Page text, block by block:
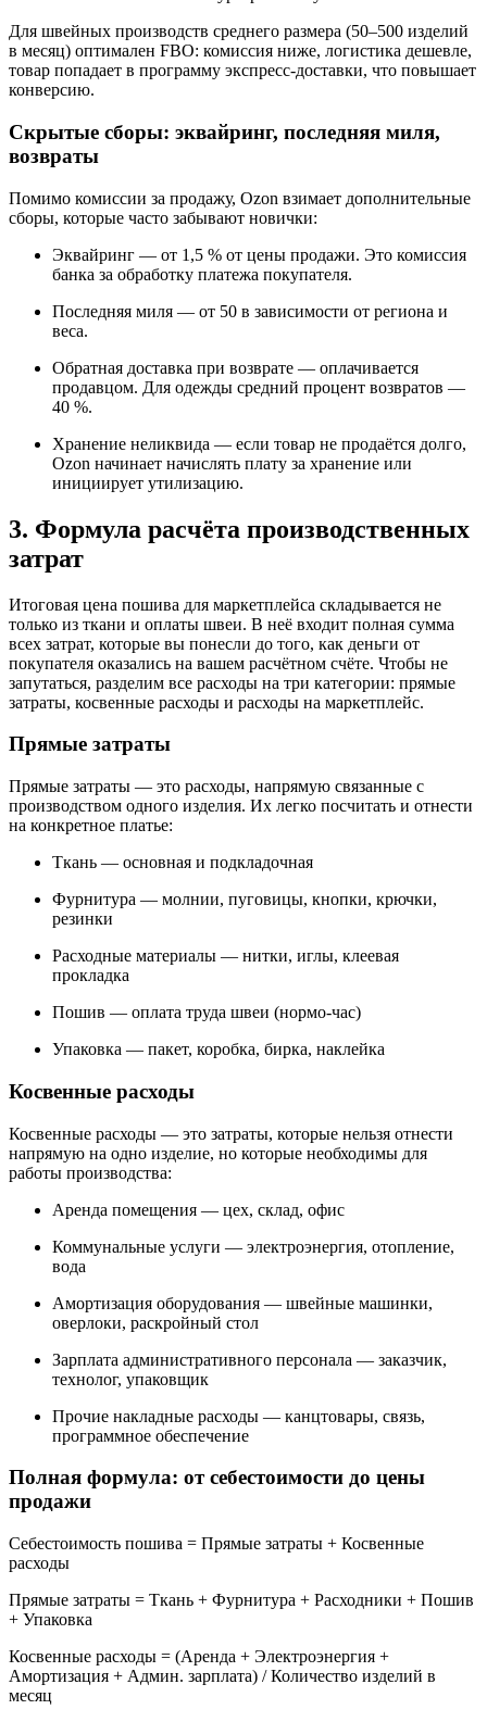
Для швейных производств среднего размера (50–500 изделий
в месяц) оптимален FBO: комиссия ниже, логистика дешевле,
товар попадает в программу экспресс-доставки, что повышает
конверсию.
Скрытые сборы: эквайринг, последняя миля,
возвраты
Помимо комиссии за продажу, Ozon взимает дополнительные
сборы, которые часто забывают новички:
Эквайринг — от 1,5 % от цены продажи. Это комиссия
банка за обработку платежа покупателя.
Последняя миля — от 50 в зависимости от региона и
веса.
Обратная доставка при возврате — оплачивается
продавцом. Для одежды средний процент возвратов —
40 %.
Хранение неликвида — если товар не продаётся долго,
Ozon начинает начислять плату за хранение или
инициирует утилизацию.
3. Формула расчёта производственных
затрат
Итоговая цена пошива для маркетплейса складывается не
только из ткани и оплаты швеи. В неё входит полная сумма
всех затрат, которые вы понесли до того, как деньги от
покупателя оказались на вашем расчётном счёте. Чтобы не
запутаться, разделим все расходы на три категории: прямые
затраты, косвенные расходы и расходы на маркетплейс.
Прямые затраты
Прямые затраты — это расходы, напрямую связанные с
производством одного изделия. Их легко посчитать и отнести
на конкретное платье:
Ткань — основная и подкладочная
Фурнитура — молнии, пуговицы, кнопки, крючки,
резинки
Расходные материалы — нитки, иглы, клеевая
прокладка
Пошив — оплата труда швеи (нормо-час)
Упаковка — пакет, коробка, бирка, наклейка
Косвенные расходы
Косвенные расходы — это затраты, которые нельзя отнести
напрямую на одно изделие, но которые необходимы для
работы производства:
Аренда помещения — цех, склад, офис
Коммунальные услуги — электроэнергия, отопление,
вода
Амортизация оборудования — швейные машинки,
оверлоки, раскройный стол
Зарплата административного персонала — заказчик,
технолог, упаковщик
Прочие накладные расходы — канцтовары, связь,
программное обеспечение
Полная формула: от себестоимости до цены
продажи
Себестоимость пошива = Прямые затраты + Косвенные
расходы
Прямые затраты = Ткань + Фурнитура + Расходники + Пошив
+ Упаковка
Косвенные расходы = (Аренда + Электроэнергия +
Амортизация + Админ. зарплата) / Количество изделий в
месяц